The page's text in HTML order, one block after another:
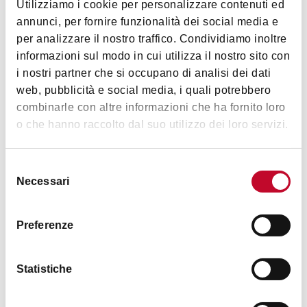
Utilizziamo i cookie per personalizzare contenuti ed
annunci, per fornire funzionalità dei social media e
per analizzare il nostro traffico. Condividiamo inoltre
informazioni sul modo in cui utilizza il nostro sito con
i nostri partner che si occupano di analisi dei dati
web, pubblicità e social media, i quali potrebbero
combinarle con altre informazioni che ha fornito loro
o che hanno raccolto dal suo utilizzo dei loro servizi.
delNecessari
Preferenze
Statistiche
storia di Villa Smeraldi attraverso le famiglie che
l’hanno abitata.
Tour a pagamento organizzato daeXtraBo. Qui le
informazioni per iscriversi
Ore 11:30
Visita guidata alPomario di Villa Smeraldi, la
sezione del museo all’aperto dedicata alla
conservazione di oltre 150 varietà antiche di alberi
Dipartimento di Scienze e Tecnologie Agro-
Bologna.
Salotto dell’Atelier Trame
Tinte d’Arte
. Incontro dedicato alla lavorazione
Orari
Dalle ore 10.00
Immagini